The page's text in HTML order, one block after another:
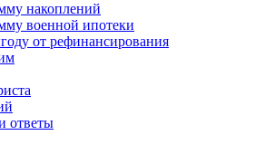
накоплений
военной ипотеки
от рефинансирования
ответы